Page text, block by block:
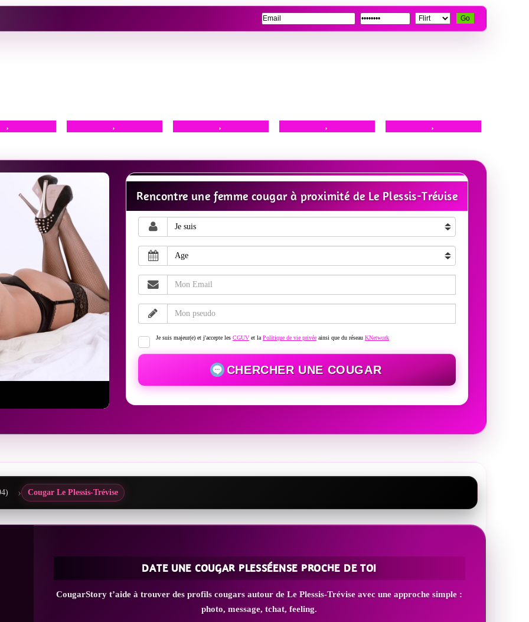
Go
, , , , ,
Rencontre une femme cougar à proximité de Le Plessis-Trévise
Je suis majeur(e) et j'accepte les CGUV et la Politique de vie privée ainsi que du réseau KNetwork
CHERCHER UNE COUGAR
Cougar Le Plessis-Trévise
DATE UNE COUGAR PLESSÉENSE PROCHE DE TOI
CougarStory t’aide à trouver des profils cougars autour de Le Plessis-Trévise avec une approche simple :
photo, message, tchat, feeling.